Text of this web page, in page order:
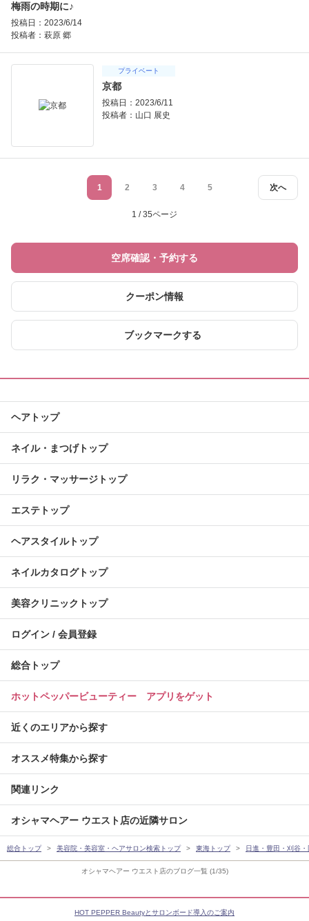
オシャマヘアー ウエスト店のブログ一覧 (1/35)
梅雨の時期に♪
投稿日：2023/6/14
投稿者： 萩原 郷
プライベート
京都
投稿日：2023/6/11
投稿者： 山口 展史
次へ
1 2 3 4 5
1 / 35ページ
空席確認・予約する
クーポン情報
ブックマークする
ヘアトップ
ネイル・まつげトップ
リラク・マッサージトップ
エステトップ
ヘアスタイルトップ
ネイルカタログトップ
美容クリニックトップ
ログイン / 会員登録
総合トップ
ホットペッパービューティー アプリをゲット
近くのエリアから探す
オススメ特集から探す
関連リンク
オシャマヘアー ウエスト店の近隣サロン
総合トップ 美容院・美容室・ヘアサロン検索トップ 東海トップ 日進・豊田・刈谷
HOT PEPPER Beautyとサロンボード導入のご案内